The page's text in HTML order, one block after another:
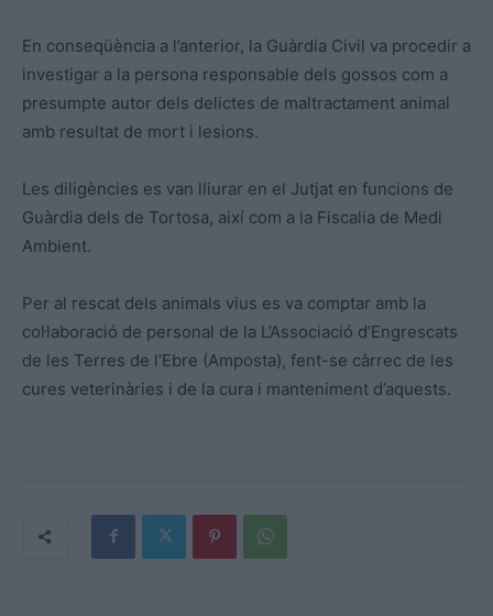
En conseqüència a l’anterior, la Guàrdia Civil va procedir a
investigar a la persona responsable dels gossos com a
presumpte autor dels delictes de maltractament animal
amb resultat de mort i lesions.
Les diligències es van lliurar en el Jutjat en funcions de
Guàrdia dels de Tortosa, així com a la Fiscalia de Medi
Ambient.
Per al rescat dels animals vius es va comptar amb la
col·laboració de personal de la L’Associació d’Engrescats
de les Terres de l’Ebre (Amposta), fent-se càrrec de les
cures veterinàries i de la cura i manteniment d’aquests.